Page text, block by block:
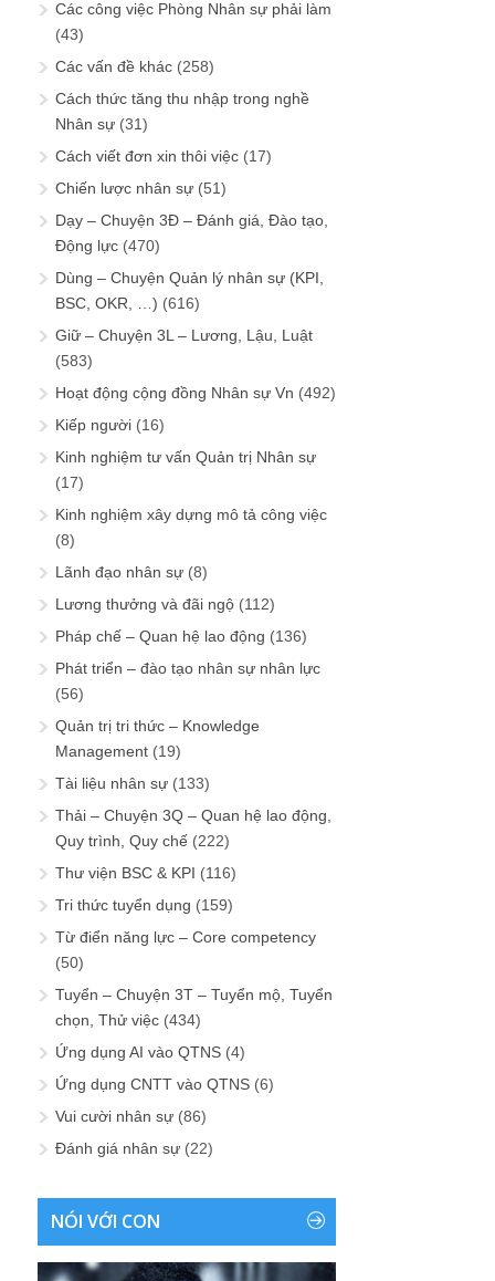
Các công việc Phòng Nhân sự phải làm
(43)
Các vấn đề khác (258)
Cách thức tăng thu nhập trong nghề
Nhân sự (31)
Cách viết đơn xin thôi việc (17)
Chiến lược nhân sự (51)
Dạy – Chuyện 3Đ – Đánh giá, Đào tạo,
Động lực (470)
Dùng – Chuyện Quản lý nhân sự (KPI,
BSC, OKR, …) (616)
Giữ – Chuyện 3L – Lương, Lậu, Luật
(583)
Hoạt động cộng đồng Nhân sự Vn (492)
Kiếp người (16)
Kinh nghiệm tư vấn Quản trị Nhân sự
(17)
Kinh nghiệm xây dựng mô tả công việc
(8)
Lãnh đạo nhân sự (8)
Lương thưởng và đãi ngộ (112)
Pháp chế – Quan hệ lao động (136)
Phát triển – đào tạo nhân sự nhân lực
(56)
Quản trị tri thức – Knowledge
Management (19)
Tài liệu nhân sự (133)
Thải – Chuyện 3Q – Quan hệ lao động,
Quy trình, Quy chế (222)
Thư viện BSC & KPI (116)
Tri thức tuyển dụng (159)
Từ điển năng lực – Core competency
(50)
Tuyển – Chuyện 3T – Tuyển mộ, Tuyển
chọn, Thử việc (434)
Ứng dụng AI vào QTNS (4)
Ứng dụng CNTT vào QTNS (6)
Vui cười nhân sự (86)
Đánh giá nhân sự (22)
NÓI VỚI CON